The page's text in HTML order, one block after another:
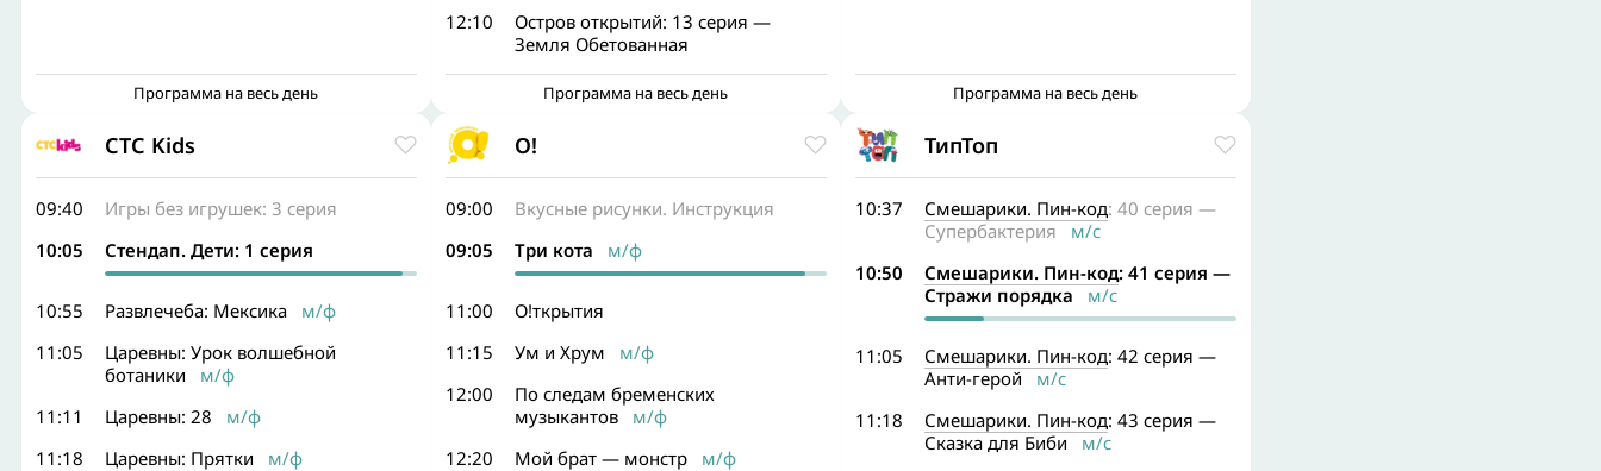
Программа на весь день
12:10
Остров открытий: 13 серия —
Земля Обетованная
Программа на весь день Программа на весь день
СТС Kids
09:40
Игры без игрушек: 3 серия
10:05
Стендап. Дети: 1 серия
10:55 Развлечеба: Мексика м/ф
11:05
Царевны: Урок волшебной
ботаники м/ф
11:11
Царевны: 28 м/ф
11:18
Царевны: Прятки м/ф
О!
09:00
Вкусные рисунки. Инструкция
09:05
Три кота м/ф
11:00
О!ткрытия
11:15
Ум и Хрум м/ф
12:00
По следам бременских
музыкантовм/ф
12:20
Мой брат — монстрм/ф
ТипТоп
10:37 Смешарики. Пин-код: 40 серия —
Супербактерия м/с
10:50
Смешарики. Пин-код: 41 серия —
Стражи порядка м/с
11:05 Смешарики. Пин-код: 42 серия —
Анти-герой м/с
11:18
Смешарики. Пин-код: 43 серия —
Сказка для Биби м/с